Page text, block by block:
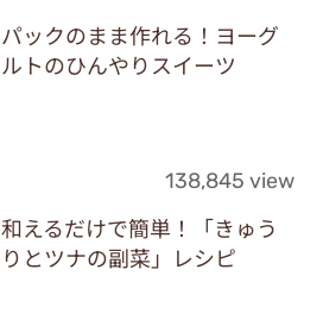
パックのまま作れる！ヨーグ
ルトのひんやりスイーツ
138,845 view
和えるだけで簡単！「きゅう
りとツナの副菜」レシピ